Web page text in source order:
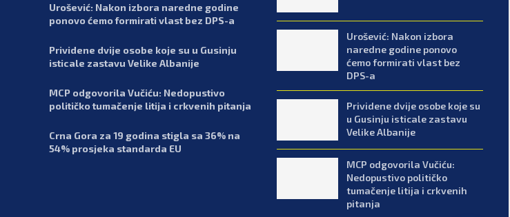
Urošević: Nakon izbora naredne godine
ponovo ćemo formirati vlast bez DPS-a
Prividene dvije osobe koje su u Gusinju
isticale zastavu Velike Albanije
MCP odgovorila Vučiću: Nedopustivo
političko tumačenje litija i crkvenih pitanja
Crna Gora za 19 godina stigla sa 36% na
54% prosjeka standarda EU
Urošević: Nakon izbora
naredne godine ponovo
ćemo formirati vlast bez
DPS-a
Prividene dvije osobe koje su
u Gusinju isticale zastavu
Velike Albanije
MCP odgovorila Vučiću:
Nedopustivo političko
tumačenje litija i crkvenih
pitanja